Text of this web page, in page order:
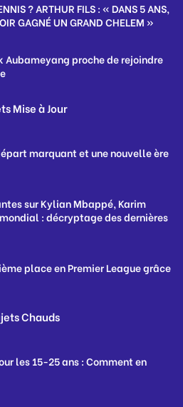
? ARTHUR FILS : « DANS 5 ANS,
GAGNÉ UN GRAND CHELEM »
Aubameyang proche de rejoindre
Mise à Jour
marquant et une nouvelle ère
sur Kylian Mbappé, Karim
: décryptage des dernières
place en Premier League grâce
Chauds
les 15-25 ans : Comment en